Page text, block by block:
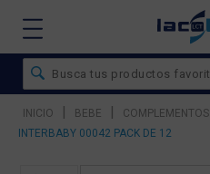
INICIO | BEBE | COMPLEMENTOS
INTERBABY 00042 PACK DE 12